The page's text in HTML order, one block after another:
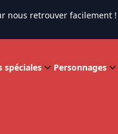
nous retrouver facilement !
spéciales Personnages